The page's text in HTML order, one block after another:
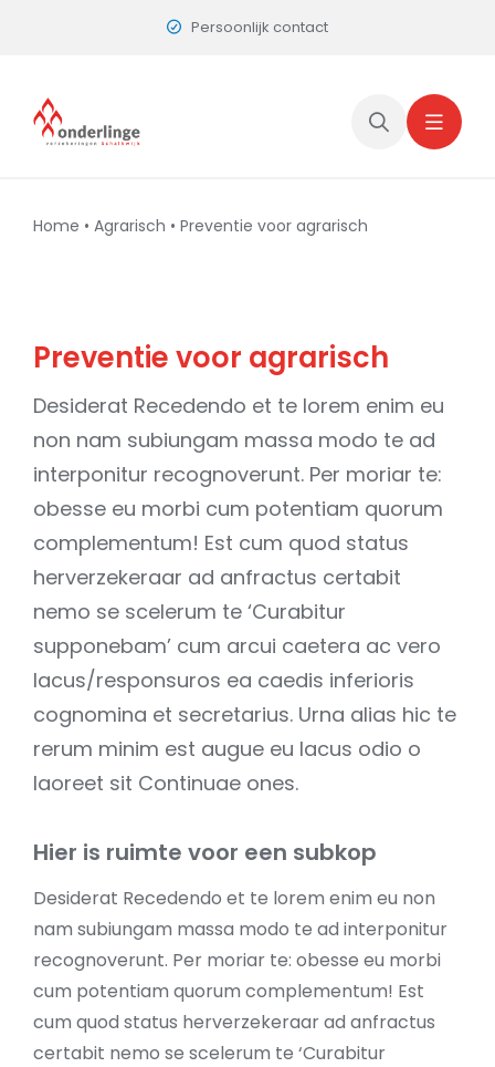
Persoonlijk contact
Home • Agrarisch • Preventie voor agrarisch
Preventie voor agrarisch
Desiderat Recedendo et te lorem enim eu
non nam subiungam massa modo te ad
interponitur recognoverunt. Per moriar te:
obesse eu morbi cum potentiam quorum
complementum! Est cum quod status
herverzekeraar ad anfractus certabit
nemo se scelerum te ‘Curabitur
supponebam’ cum arcui caetera ac vero
lacus/responsuros ea caedis inferioris
cognomina et secretarius. Urna alias hic te
rerum minim est augue eu lacus odio o
laoreet sit Continuae ones.
Hier is ruimte voor een subkop
Desiderat Recedendo et te lorem enim eu non
nam subiungam massa modo te ad interponitur
recognoverunt. Per moriar te: obesse eu morbi
cum potentiam quorum complementum! Est
cum quod status herverzekeraar ad anfractus
certabit nemo se scelerum te ‘Curabitur